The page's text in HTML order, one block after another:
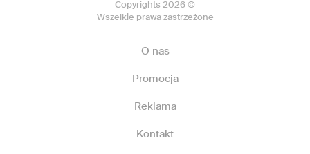
Copyrights 2026 ©
Wszelkie prawa zastrzeżone
O nas
Promocja
Reklama
Kontakt